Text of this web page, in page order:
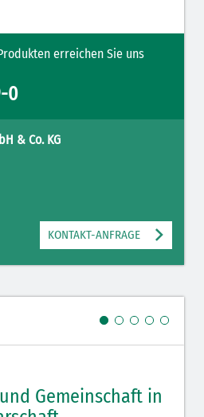
erreichen Sie uns
0
& Co. KG
KONTAKT-ANFRAGE
Gemeinschaft in